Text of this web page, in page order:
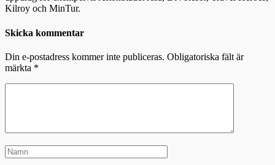
Kilroy och MinTur.
Skicka kommentar
Din e-postadress kommer inte publiceras. Obligatoriska fält är
märkta *